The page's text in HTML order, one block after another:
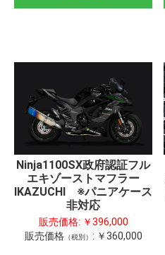
Ninja1100SX政府認証フル
エキゾーストマフラー
IKAZUCHI ※パニアケース
非対応
販売価格: ￥396,000
販売価格（税別） : ￥360,000